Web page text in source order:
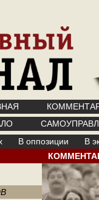
В оппозиции В